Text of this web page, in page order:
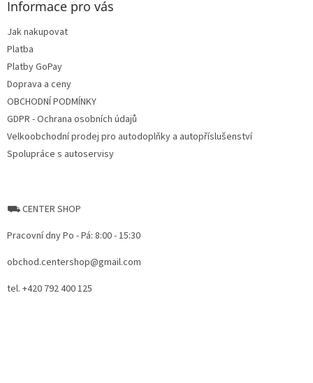
Informace pro vás
Jak nakupovat
Platba
Platby GoPay
Doprava a ceny
OBCHODNÍ PODMÍNKY
GDPR - Ochrana osobních údajů
Velkoobchodní prodej pro autodoplňky a autopříslušenství
Spolupráce s autoservisy
⛟ CENTER SHOP
Pracovní dny Po - Pá: 8:00 - 15:30
obchod.centershop@gmail.com
tel. +420 792 400 125